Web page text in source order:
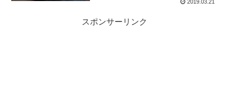
2019.03.21
スポンサーリンク